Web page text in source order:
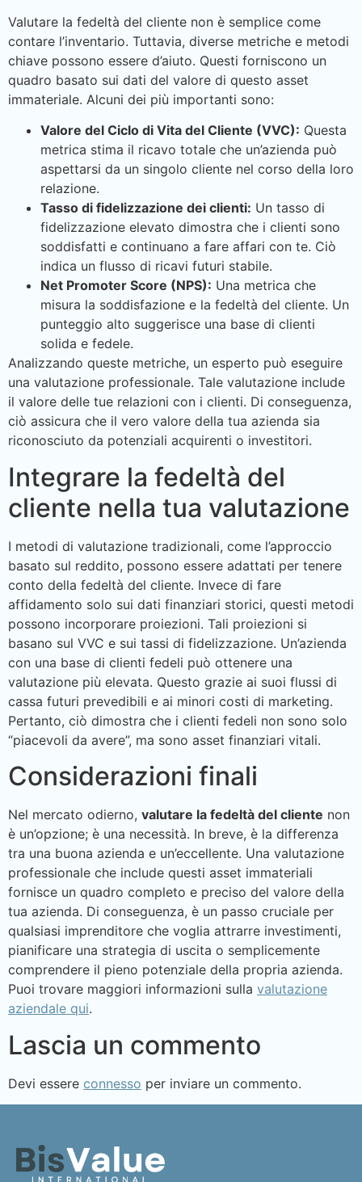
Valutare la fedeltà del cliente non è semplice come
contare l’inventario. Tuttavia, diverse metriche e metodi
chiave possono essere d’aiuto. Questi forniscono un
quadro basato sui dati del valore di questo asset
immateriale. Alcuni dei più importanti sono:
Valore del Ciclo di Vita del Cliente (VVC): Questa
metrica stima il ricavo totale che un’azienda può
aspettarsi da un singolo cliente nel corso della loro
relazione.
Tasso di fidelizzazione dei clienti: Un tasso di
fidelizzazione elevato dimostra che i clienti sono
soddisfatti e continuano a fare affari con te. Ciò
indica un flusso di ricavi futuri stabile.
Net Promoter Score (NPS): Una metrica che
misura la soddisfazione e la fedeltà del cliente. Un
punteggio alto suggerisce una base di clienti
solida e fedele.
Analizzando queste metriche, un esperto può eseguire
una valutazione professionale. Tale valutazione include
il valore delle tue relazioni con i clienti. Di conseguenza,
ciò assicura che il vero valore della tua azienda sia
riconosciuto da potenziali acquirenti o investitori.
Integrare la fedeltà del
cliente nella tua valutazione
I metodi di valutazione tradizionali, come l’approccio
basato sul reddito, possono essere adattati per tenere
conto della fedeltà del cliente. Invece di fare
affidamento solo sui dati finanziari storici, questi metodi
possono incorporare proiezioni. Tali proiezioni si
basano sul VVC e sui tassi di fidelizzazione. Un’azienda
con una base di clienti fedeli può ottenere una
valutazione più elevata. Questo grazie ai suoi flussi di
cassa futuri prevedibili e ai minori costi di marketing.
Pertanto, ciò dimostra che i clienti fedeli non sono solo
“piacevoli da avere”, ma sono asset finanziari vitali.
Considerazioni finali
Nel mercato odierno, valutare la fedeltà del cliente non
è un’opzione; è una necessità. In breve, è la differenza
tra una buona azienda e un’eccellente. Una valutazione
professionale che include questi asset immateriali
fornisce un quadro completo e preciso del valore della
tua azienda. Di conseguenza, è un passo cruciale per
qualsiasi imprenditore che voglia attrarre investimenti,
pianificare una strategia di uscita o semplicemente
comprendere il pieno potenziale della propria azienda.
Puoi trovare maggiori informazioni sulla valutazione
aziendale qui.
Lascia un commento
Devi essere connesso per inviare un commento.